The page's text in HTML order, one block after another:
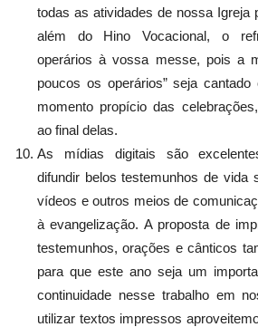
todas as atividades de nossa Igreja
além do Hino Vocacional, o
operários à vossa messe, pois a
poucos os operários” seja
momento propício das
ao final delas.
As mídias digitais são
difundir belos testemunhos de vida
vídeos e outros meios de
à evangelização. A proposta de
testemunhos, orações e cânticos
para que este ano seja um
continuidade nesse trabalho em
utilizar textos impressos